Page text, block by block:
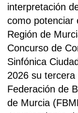
interpretación
como potenciar
Región de
Concurso de
Sinfónica
2026 su
Federación de
de Murcia